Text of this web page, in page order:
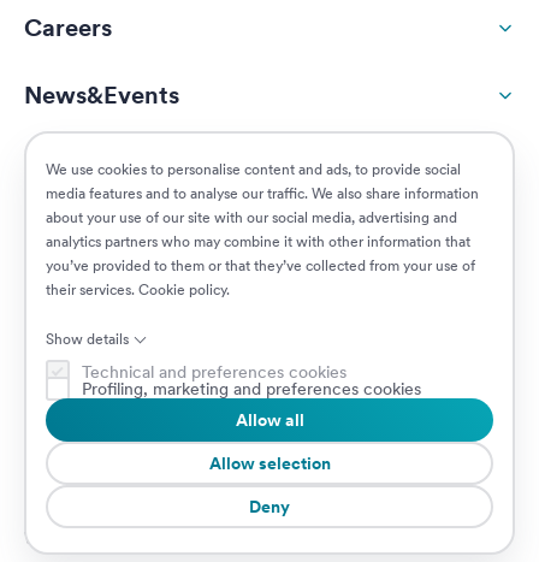
We use cookies to personalise content and ads, to provide social
media features and to analyse our traffic. We also share information
about your use of our site with our social media, advertising and
analytics partners who may combine it with other information that
you’ve provided to them or that they’ve collected from your use of
their services. Cookie policy.
Show details
Technical and preferences cookies
Profiling, marketing and preferences cookies
Deny
Allow selection
Allow all
Careers
News&Events
ESG
Customers
© 2026 Prima Assicurazioni
P.IVA IT08879250960 • Piazzale Loreto 17, 20131 Milano, Italia • Società
soggetta a direzione e coordinamento da parte di AXA S.A.
Cookie Policy Privacy Policy
Security
Whistleblowing